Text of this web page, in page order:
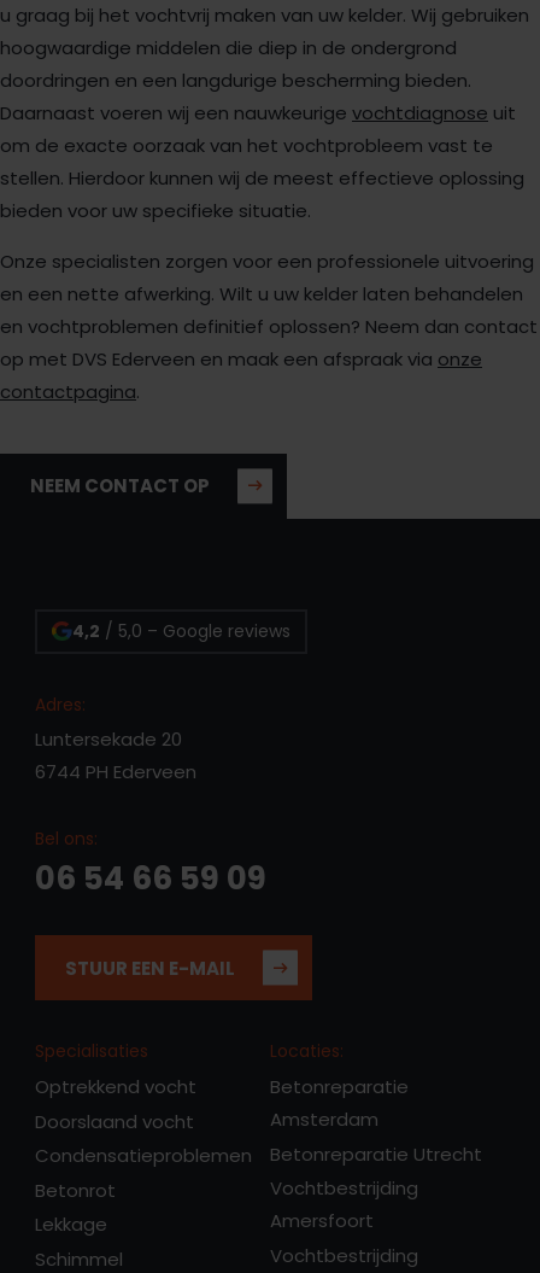
u graag bij het vochtvrij maken van uw kelder. Wij gebruiken
hoogwaardige middelen die diep in de ondergrond
doordringen en een langdurige bescherming bieden.
Daarnaast voeren wij een nauwkeurige vochtdiagnose uit
om de exacte oorzaak van het vochtprobleem vast te
stellen. Hierdoor kunnen wij de meest effectieve oplossing
bieden voor uw specifieke situatie.
Onze specialisten zorgen voor een professionele uitvoering
en een nette afwerking. Wilt u uw kelder laten behandelen
en vochtproblemen definitief oplossen? Neem dan contact
op met DVS Ederveen en maak een afspraak via onze
contactpagina.
NEEM CONTACT OP
4,2 / 5,0 – Google reviews
Adres:
Luntersekade 20
6744 PH Ederveen
Bel ons:
06 54 66 59 09
STUUR EEN E-MAIL
Specialisaties
Optrekkend vocht
Doorslaand vocht
Condensatieproblemen
Betonrot
Lekkage
Schimmel
Locaties:
Betonreparatie
Amsterdam
Betonreparatie Utrecht
Vochtbestrijding
Amersfoort
Vochtbestrijding